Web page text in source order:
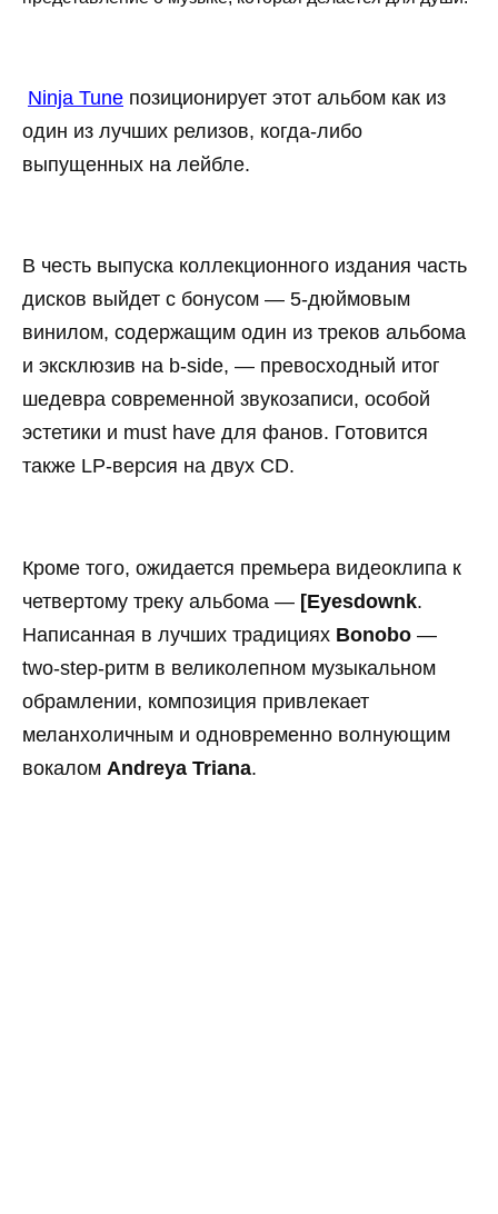
Ninja Tune позиционирует этот альбом как из
один из лучших релизов, когда-либо
выпущенных на лейбле.
В честь выпуска коллекционного издания часть
дисков выйдет с бонусом — 5-дюймовым
винилом, содержащим один из треков альбома
и эксклюзив на b-side, — превосходный итог
шедевра современной звукозаписи, особой
эстетики и must have для фанов. Готовится
также LP-версия на двух CD.
Кроме того, ожидается премьера видеоклипа к
четвертому треку альбома — [Eyesdownk.
Написанная в лучших традициях Bonobo —
two-step-ритм в великолепном музыкальном
обрамлении, композиция привлекает
меланхоличным и одновременно волнующим
вокалом Andreya Triana.